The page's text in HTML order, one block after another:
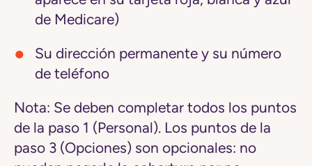
de Medicare)
Su dirección permanente y su número
de teléfono
Nota: Se deben completar todos los puntos
de la paso 1 (Personal). Los puntos de la
paso 3 (Opciones) son opcionales: no